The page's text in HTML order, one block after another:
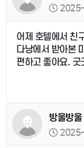
어제 호텔에서 친
다낭에서 받아본
편하고 좋아요. 굿
방울방울